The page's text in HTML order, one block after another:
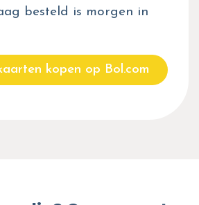
besteld is morgen in
kopen op Bol.com